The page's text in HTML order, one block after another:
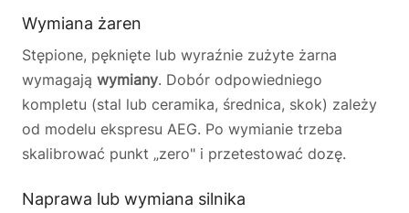
Wymiana żaren
Stępione, pęknięte lub wyraźnie zużyte żarna
wymagają wymiany. Dobór odpowiedniego
kompletu (stal lub ceramika, średnica, skok) zależy
od modelu ekspresu AEG. Po wymianie trzeba
skalibrować punkt „zero" i przetestować dozę.
Naprawa lub wymiana silnika